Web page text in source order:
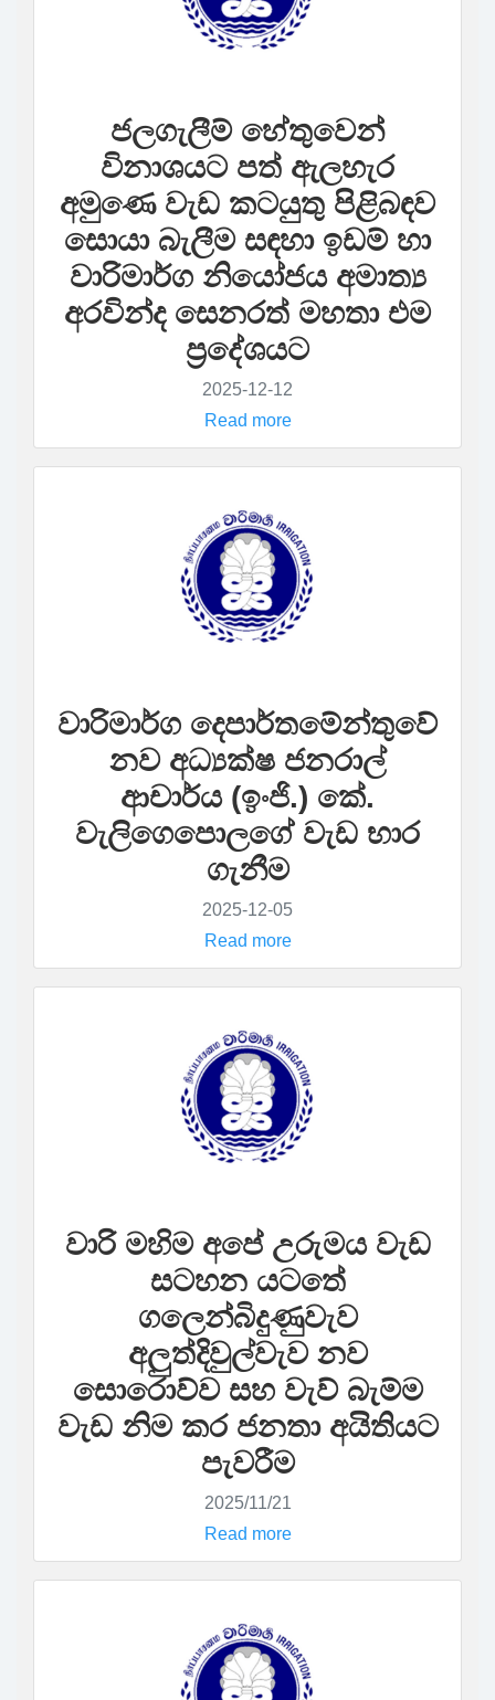
ජලගැලීම් හේතුවෙන්
විනාශයට පත් ඇලහැර
අමුණෙ වැඩ කටයුතු පිළිබඳව
සොයා බැලීම සඳහා ඉඩම් හා
වාරිමාර්ග නියෝජය අමාත්‍ය
අරවින්ද සෙනරත් මහතා එම
ප්‍රදේශයට
2025-12-12
Read more
වාරිමාර්ග දෙපාර්තමේන්තුවේ
නව අධ්‍යක්ෂ ජනරාල්
ආචාර්ය (ඉංජි.) කේ.
වැලිගෙපොලගේ වැඩ භාර
ගැනීම
2025-12-05
Read more
වාරි මහිම අපේ උරුමය වැඩ
සටහන යටතේ
ගලෙන්බිදුණුවැව
අලුත්දිවුල්වැව නව
සොරොව්ව සහ වැව් බැම්ම
වැඩ නිම කර ජනතා අයිතියට
පැවරීම
2025/11/21
Read more